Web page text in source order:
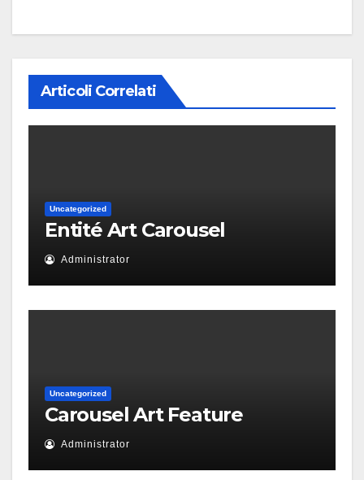
Articoli Correlati
Uncategorized
Entité Art Carousel
Administrator
Uncategorized
Carousel Art Feature
Administrator